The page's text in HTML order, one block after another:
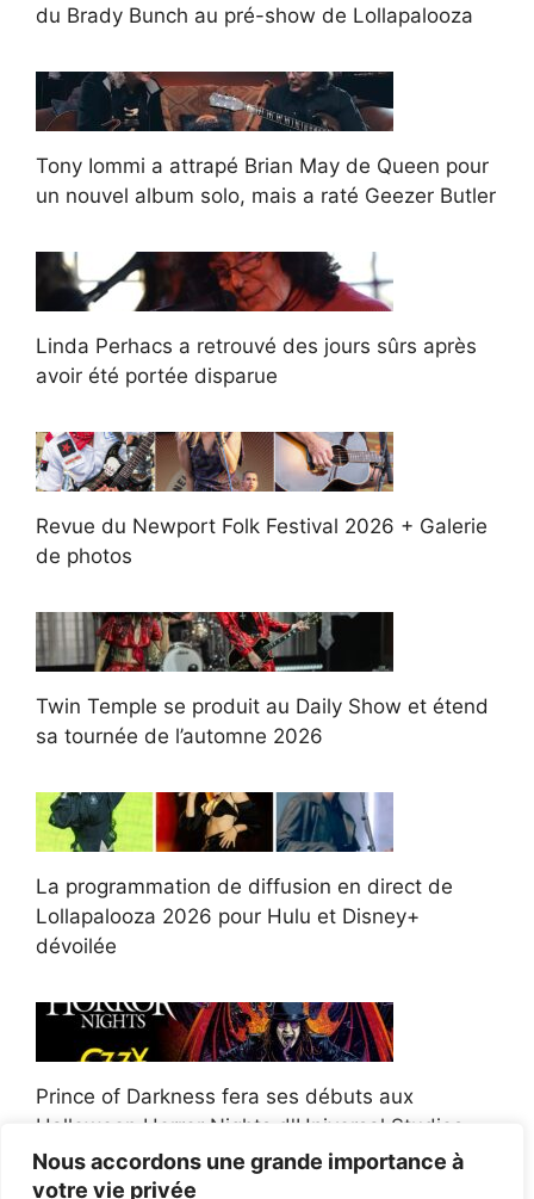
Nous accordons une grande importance à
votre vie privée
du Brady Bunch au pré-show de Lollapalooza
Tony Iommi a attrapé Brian May de Queen pour
un nouvel album solo, mais a raté Geezer Butler
Linda Perhacs a retrouvé des jours sûrs après
avoir été portée disparue
Revue du Newport Folk Festival 2026 + Galerie
de photos
Twin Temple se produit au Daily Show et étend
sa tournée de l’automne 2026
La programmation de diffusion en direct de
Lollapalooza 2026 pour Hulu et Disney+
dévoilée
Prince of Darkness fera ses débuts aux
Halloween Horror Nights d'Universal Studios